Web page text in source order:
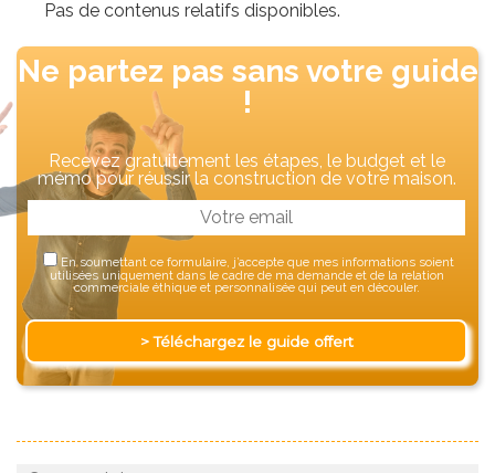
Pas de contenus relatifs disponibles.
Ne partez pas sans votre guide
!
Recevez gratuitement les étapes, le budget et le
mémo pour réussir la construction de votre maison.
En soumettant ce formulaire, j’accepte que mes informations soient
utilisées uniquement dans le cadre de ma demande et de la relation
commerciale éthique et personnalisée qui peut en découler.